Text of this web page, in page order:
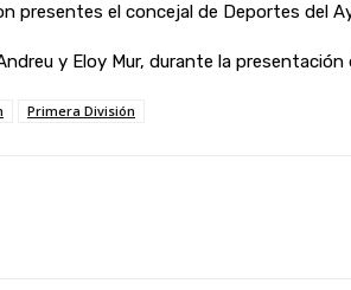
presentes el concejal de Deportes del
y Eloy Mur, durante la presentación
Primera División